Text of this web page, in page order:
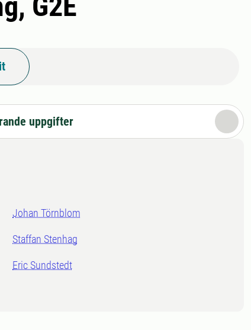
uppgifter
Johan Törnblom
Staffan Stenhag
Eric Sundstedt